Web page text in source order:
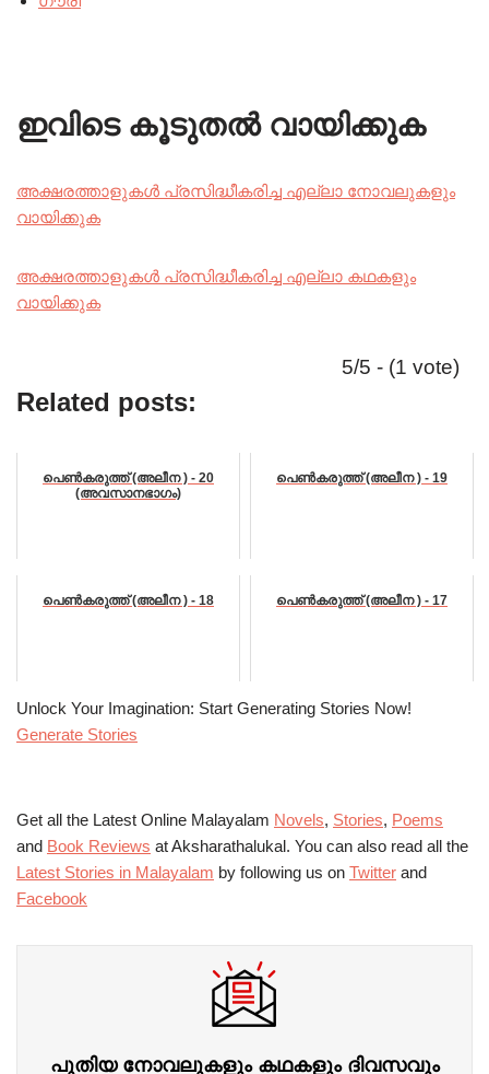
ഇവിടെ കൂടുതൽ വായിക്കുക
അക്ഷരത്താളുകൾ പ്രസിദ്ധീകരിച്ച എല്ലാ നോവലുകളും
വായിക്കുക
അക്ഷരത്താളുകൾ പ്രസിദ്ധീകരിച്ച എല്ലാ കഥകളും
വായിക്കുക
5/5 - (1 vote)
Related posts:
പെൺകരുത്ത് (അലീന ) - 20
(അവസാനഭാഗം)
പെൺകരുത്ത് (അലീന ) - 19
പെൺകരുത്ത് (അലീന ) - 18 പെൺകരുത്ത് (അലീന ) - 17
Unlock Your Imagination: Start Generating Stories Now!
Generate Stories
Get all the Latest Online Malayalam Novels, Stories, Poems
and Book Reviews at Aksharathalukal. You can also read all the
Latest Stories in Malayalam by following us on Twitter and
Facebook
പുതിയ നോവലുകളും കഥകളും ദിവസവും